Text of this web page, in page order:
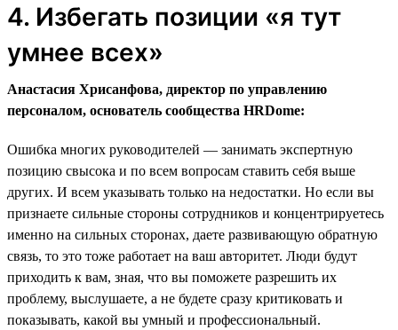
4. Избегать позиции «я тут
умнее всех»
Анастасия Хрисанфова, директор по управлению
персоналом, основатель сообщества HRDome:
Ошибка многих руководителей — занимать экспертную
позицию свысока и по всем вопросам ставить себя выше
других. И всем указывать только на недостатки. Но если вы
признаете сильные стороны сотрудников и концентрируетесь
именно на сильных сторонах, даете развивающую обратную
связь, то это тоже работает на ваш авторитет. Люди будут
приходить к вам, зная, что вы поможете разрешить их
проблему, выслушаете, а не будете сразу критиковать и
показывать, какой вы умный и профессиональный.